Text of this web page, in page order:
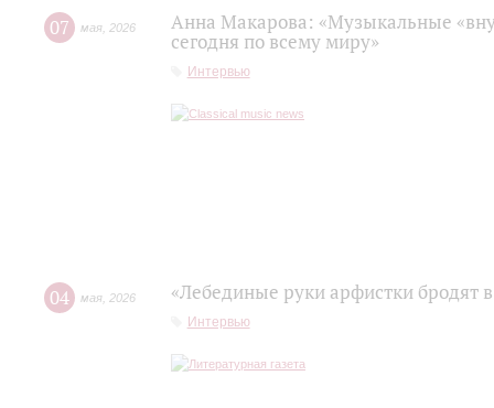
07 мая 2026
Анна Макарова: «Музыкальные
сегодня по всему миру»
Интервью
04 мая 2026 «Лебединые руки арфистки бродят
Интервью